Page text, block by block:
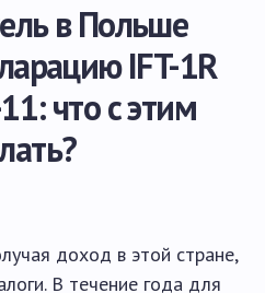
в Польше
IFT-1R
что с этим
доход в этой стране,
В течение года для